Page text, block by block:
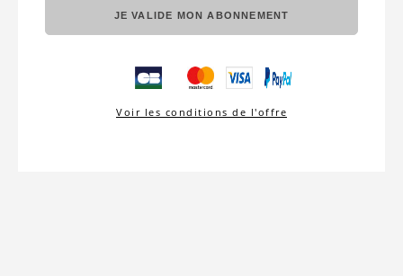
JE VALIDE MON ABONNEMENT
Voir les conditions de l'offre